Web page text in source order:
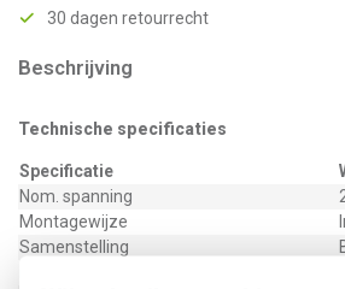
30 dagen retourrecht
Beschrijving
Technische specificaties
Specificatie
Nom. spanning
Montagewijze
Samenstelling